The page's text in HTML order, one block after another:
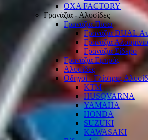
OXA FACTORY
Γρανάζια - Αλυσίδες
Γρανάζια Πίσω
Γρανάζια DUAL
Γρανάζια Αλουμίνιο
Γρανάζια Σίδερο
Γρανάζια Εμπρός
Αλυσίδες
Οδηγοί - Γλίστρες
KTM
HUSQVARNA
YAMAHA
HONDA
SUZUKI
KAWASAKI